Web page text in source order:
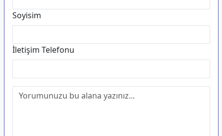
Soyisim
İletişim Telefonu